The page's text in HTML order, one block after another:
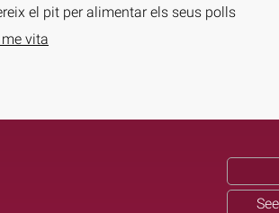
el pit per alimentar els seus polls
vita